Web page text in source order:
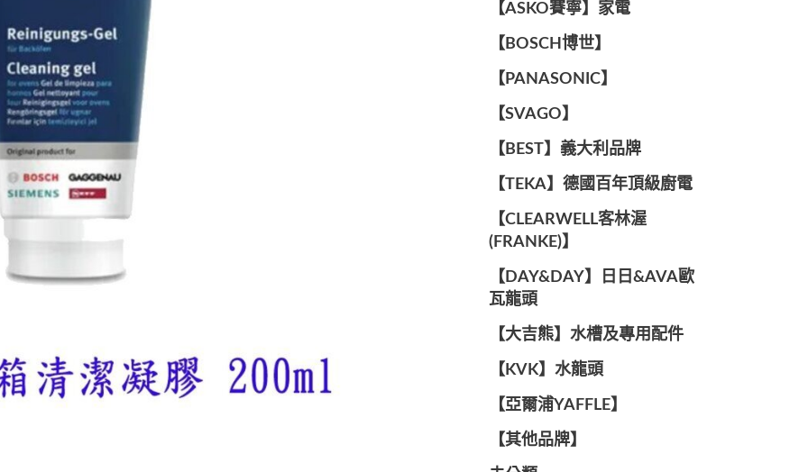
【ASKO賽寧】家電
【BOSCH博世】
️【PANASONIC】️
️【SVAGO】️
️【BEST】️義大利品牌
️【TEKA】️德國百年頂級廚電
️【CLEARWELL客林渥
(FRANKE)】️
️【DAY&DAY】️日日&AVA歐
瓦龍頭
【大吉熊】水槽及專用配件
️【KVK】水龍頭️
【亞爾浦YAFFLE】
️【其他品牌】️